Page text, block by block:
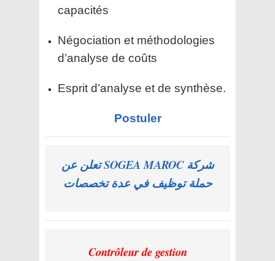
capacités
Négociation et méthodologies
d’analyse de coûts
Esprit d’analyse et de synthèse.
Postuler
شركة SOGEA MAROC تعلن عن
حملة توظيف في عدة تخصصات
Contrôleur de gestion